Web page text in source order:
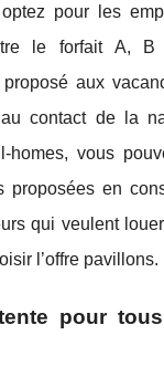
pour les
le forfait A,
proposé aux
contact de la
homes, vous
proposées en
qui veulent
l’offre pavillons.
pour